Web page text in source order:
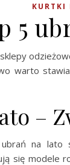
KURTKI
5
warto
–
na lato
się modele